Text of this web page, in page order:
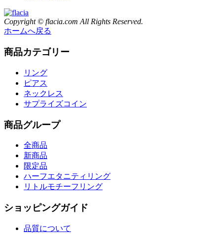
Copyright © flacia.com All Rights Reserved.
ホームへ戻る
商品カテゴリー
リング
ピアス
ネックレス
サプライズコイン
商品グループ
全商品
新商品
限定品
ハーフエタニティリング
リトルモチーフリング
ショッピングガイド
品質について